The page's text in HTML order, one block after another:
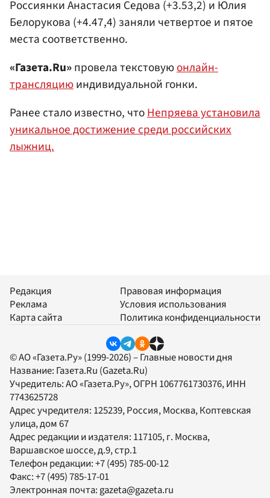
Россиянки Анастасия Седова (+3.53,2) и Юлия
Белорукова (+4.47,4) заняли четвертое и пятое
места соответственно.
«Газета.Ru»провела текстовуюонлайн-
трансляциюиндивидуальной гонки.
Ранее стало известно, чтоНепряева установила
уникальное достижение среди российских
лыжниц.
Редакция
Реклама
Карта сайта
Правовая информация
Условия использования
Политика конфиденциальности
© АО «Газета.Ру» (1999-2026) – Главные новости дня
Название: Газета.Ru (Gazeta.Ru)
Учредитель:АО «Газета.Ру», ОГРН 1067761730376, ИНН
7743625728
Адрес учредителя: 125239, Россия, Москва, Коптевская
улица, дом 67
Адрес редакции и издателя: 117105, г. Москва,
Варшавское шоссе, д.9, стр.1
Телефон редакции:+7 (495) 785-00-12
Факс:+7 (495) 785-17-01
Электронная почта:gazeta@gazeta.ru